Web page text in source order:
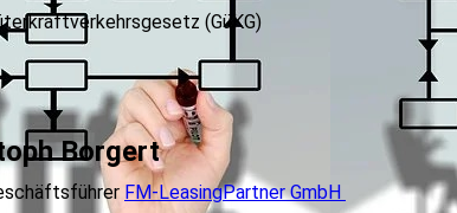
(GüKG)
Borgert
FM-LeasingPartner GmbH